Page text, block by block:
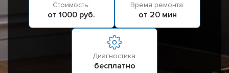
Стоимость:
от 1000 руб.
Время ремонта:
от 20 мин
Диагностика:
бесплатно